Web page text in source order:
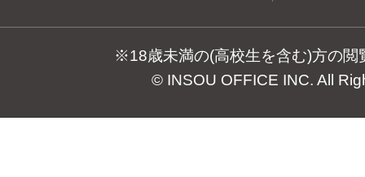
※18歳未満の(高校生を含む)方の閲
© INSOU OFFICE INC. All